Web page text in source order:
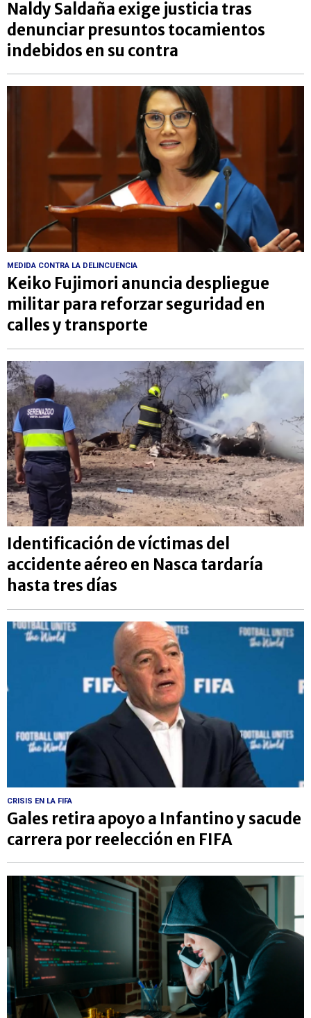
Naldy Saldaña exige justicia tras
denunciar presuntos tocamientos
indebidos en su contra
MEDIDA CONTRA LA DELINCUENCIA
Keiko Fujimori anuncia despliegue
militar para reforzar seguridad en
calles y transporte
Identificación de víctimas del
accidente aéreo en Nasca tardaría
hasta tres días
CRISIS EN LA FIFA
Gales retira apoyo a Infantino y sacude
carrera por reelección en FIFA